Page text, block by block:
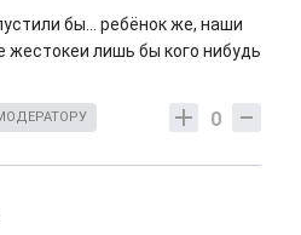
бы... ребёнок же, наши
жестокеи лишь бы кого нибудь
0